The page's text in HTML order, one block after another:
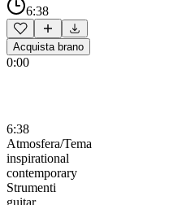
6:38
Acquista brano
0:00
6:38
Atmosfera/Tema
inspirational
contemporary
Strumenti
guitar